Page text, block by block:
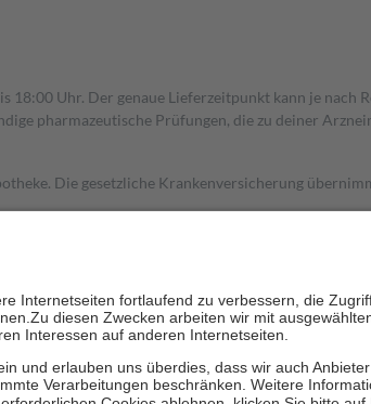
Uhr. Der genaue Lieferzeitpunkt kann je nach
pharmazeutische Prüfungen, die zu deiner
Die gesetzliche Krankenversicherung
je Verordnung.
zu unterstützen, fallenkeine Zuzahlungenan